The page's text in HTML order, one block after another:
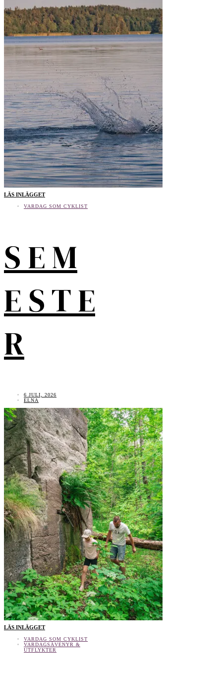
LÄS INLÄGGET
VARDAG SOM CYKLIST
S E M
E S T E
R
6 JULI, 2026
ELNA
LÄS INLÄGGET
VARDAG SOM CYKLIST
VARDAGSÄVENYR &
UTFLYKTER